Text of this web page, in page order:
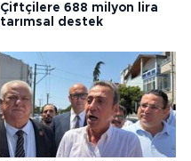
Çiftçilere 688 milyon lira
tarımsal destek